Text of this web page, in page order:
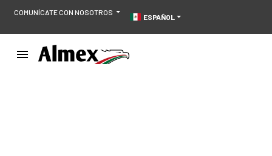
COMUNÍCATE CON NOSOTROS
ESPAÑOL